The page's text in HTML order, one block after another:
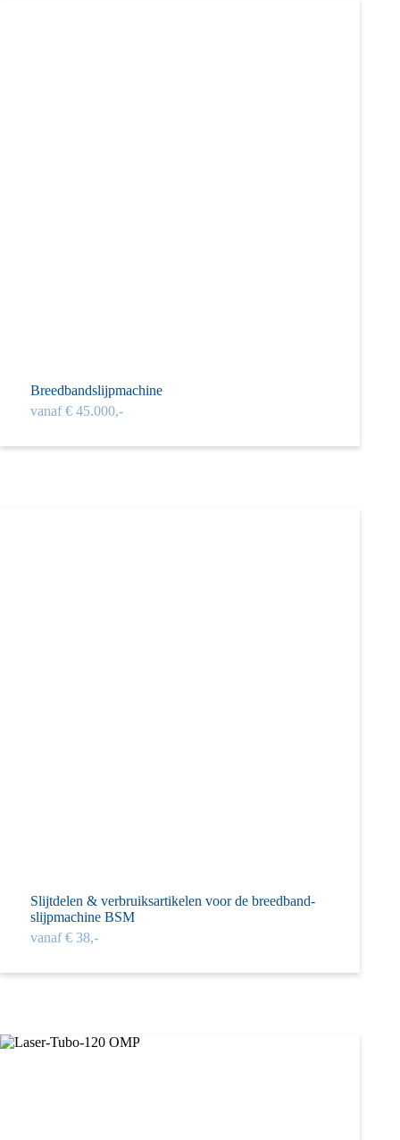
Breed­band­­slijp­machine
vanaf € 45.000,-
Slijtdelen & verbruiks­artikelen voor de breed­band­­
slijp­machine BSM
vanaf € 38,-